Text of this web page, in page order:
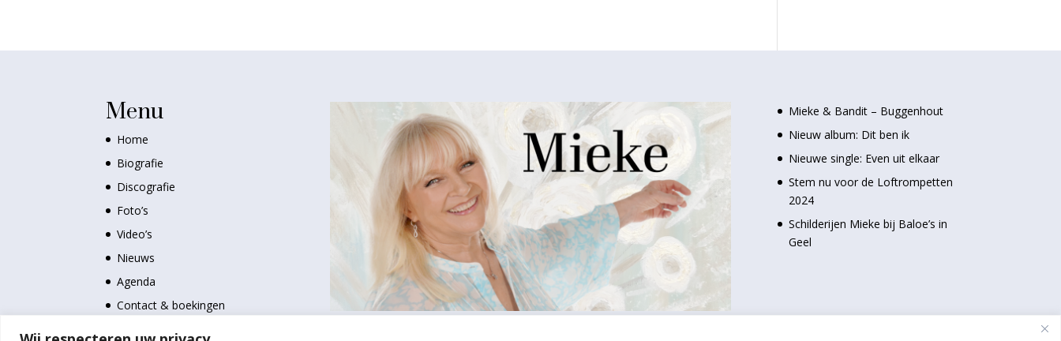
Menu
Home
Biografie
Discografie
Foto’s
Video’s
Nieuws
Agenda
Contact & boekingen
Mieke & Bandit – Buggenhout
Nieuw album: Dit ben ik
Nieuwe single: Even uit elkaar
Stem nu voor de Loftrompetten
2024
Schilderijen Mieke bij Baloe’s in
Geel